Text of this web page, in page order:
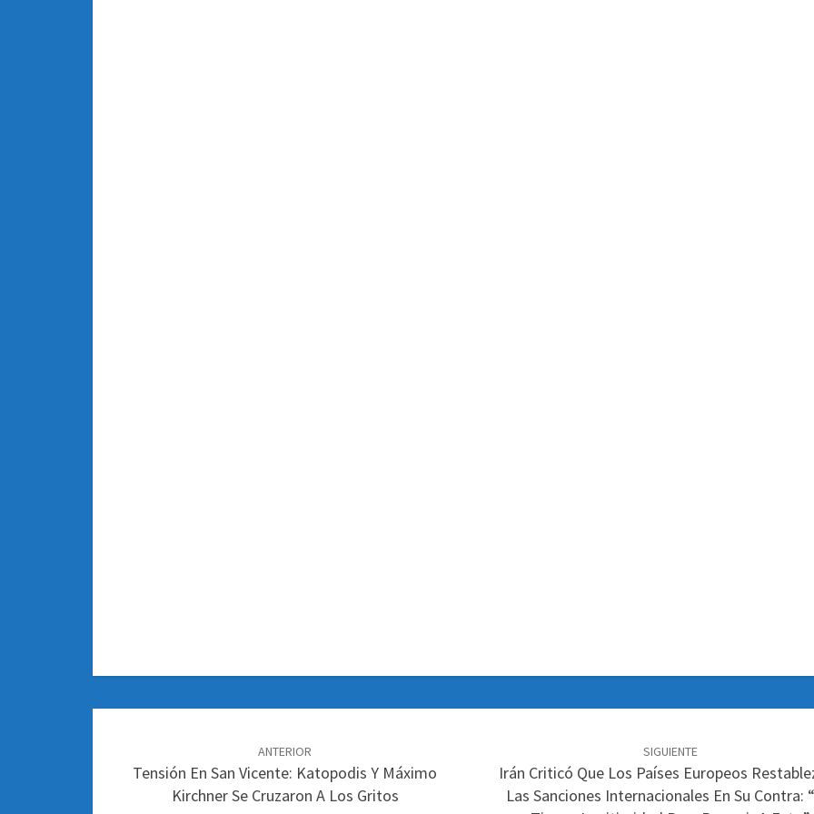
entradas
ANTERIOR
Tensión En San Vicente: Katopodis Y Máximo
Kirchner Se Cruzaron A Los Gritos
SIGUIENTE
Irán Criticó Que Los Países Europeos
Las Sanciones Internacionales En Su Contra: